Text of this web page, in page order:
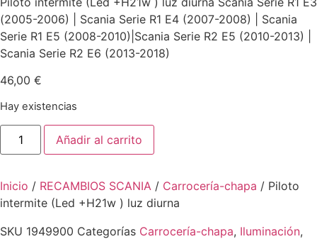
(2005-2006) | Scania Serie R1 E4 (2007-2008) | Scania
Serie R1 E5 (2008-2010)|Scania Serie R2 E5 (2010-2013) |
Scania Serie R2 E6 (2013-2018)
46,00 €
Hay existencias
Piloto
intermite
(Led
luz
diurna
cantidad
Añadir al carrito
Inicio / RECAMBIOS SCANIA / Carrocería-chapa / Piloto
intermite (Led +H21w ) luz diurna
SKU 1949900 Categorías Carrocería-chapa, Iluminación,